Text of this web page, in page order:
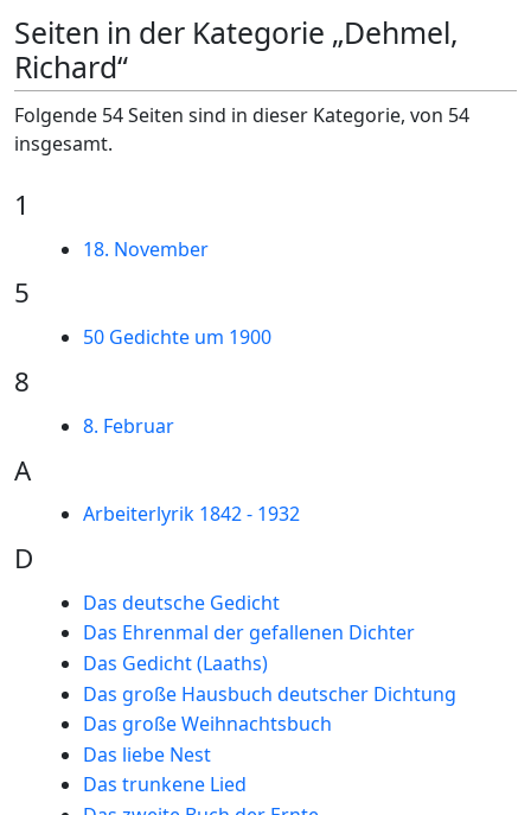
Seiten in der Kategorie „Dehmel,
Richard“
Folgende 54 Seiten sind in dieser Kategorie, von 54
insgesamt.
1
18. November
5
50 Gedichte um 1900
8
8. Februar
A
Arbeiterlyrik 1842 - 1932
D
Das deutsche Gedicht
Das Ehrenmal der gefallenen Dichter
Das Gedicht (Laaths)
Das große Hausbuch deutscher Dichtung
Das große Weihnachtsbuch
Das liebe Nest
Das trunkene Lied